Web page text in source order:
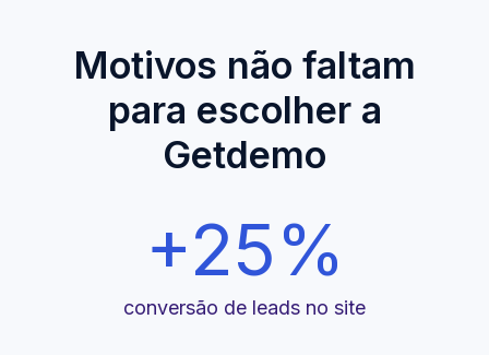
Motivos não faltam
para escolher a
Getdemo
+25%
conversão de leads no site